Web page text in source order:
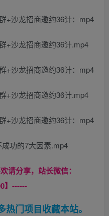
+沙龙招商邀约36计：mp4
+沙龙招商邀约36计.mp4
+沙龙招商邀约36计：mp4
+沙龙招商邀约36计.mp4
+沙龙招商邀约36计：mp4
功的7大因素.mp4
请分享，站长微信：
】------
门项目收藏本站。